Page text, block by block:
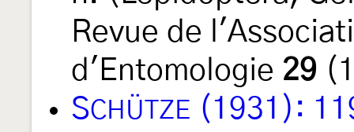
Revue de
d'Entomologie 29
SCHÜTZE (1931):